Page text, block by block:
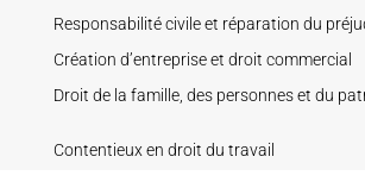
Responsabilité civile et réparation du
Création d’entreprise et droit commercial
Droit de la famille, des personnes et du
Contentieux en droit du travail